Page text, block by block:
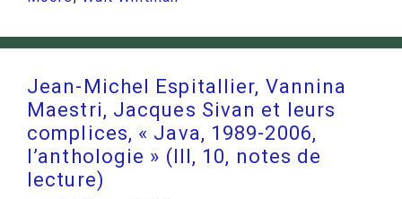
Jean-Michel Espitallier, Vannina
Maestri, Jacques Sivan et leurs
complices, « Java, 1989-2006,
l’anthologie » (III, 10, notes de
lecture)